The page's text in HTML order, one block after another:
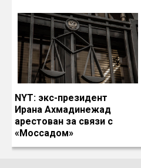
NYT: экс-президент
Ирана Ахмадинежад
арестован за связи с
«Моссадом»